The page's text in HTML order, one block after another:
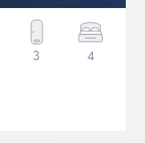
3 4